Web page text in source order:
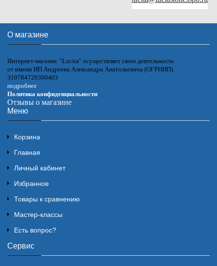
О магазине
Интернет-магазин "Lucita" осуществляет свою деятельность
от имени ИП Андреева Александра Анатольевича (ОГРНИП)
310784729300403
подробнее
Политика конфиденциальности
Отзывы о магазине
Меню
Корзина
Главная
Личный кабинет
Избранное
Товары к сравнению
Мастер-классы
Есть вопрос?
Сервис